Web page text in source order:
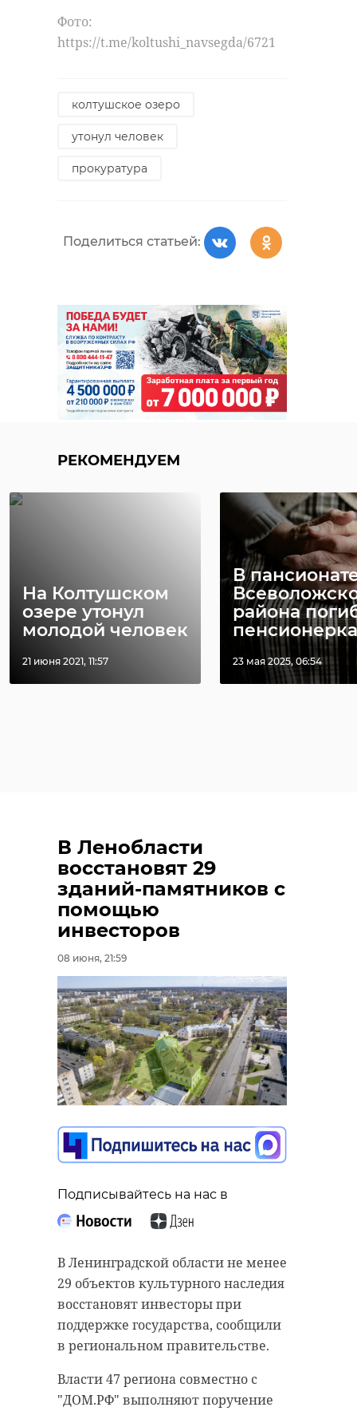
Фото:
https://t.me/koltushi_navsegda/6721
колтушское озеро
утонул человек
прокуратура
Поделиться статьей:
РЕКОМЕНДУЕМ
На Колтушском
озере утонул
молодой человек
21 июня 2021, 11:57
В
района
пенсионерка
23 мая 2025, 06:54
В Ленобласти
восстановят 29
зданий-памятников с
помощью
инвесторов
08 июня, 21:59
Подписывайтесь на нас в
В Ленинградской области не менее
29 объектов культурного наследия
восстановят инвесторы при
поддержке государства, сообщили
в региональном правительстве.
Власти 47 региона совместно с
"ДОМ.РФ" выполняют поручение
выпускников
Ленобласти сели
за парты, чтоб ...
Ленобласти
сдали ЕГЭ по